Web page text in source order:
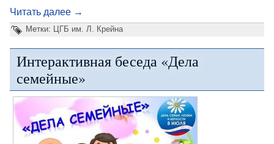
Читать далее →
Метки: ЦГБ им. Л. Крейна
Интерактивная беседа «Дела
семейные»